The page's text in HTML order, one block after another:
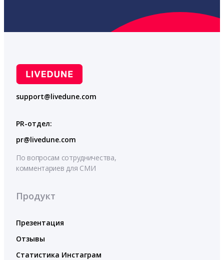
support@livedune.com
PR-отдел:
pr@livedune.com
По вопросам сотрудничества,
комментариев для СМИ
Продукт
Презентация
Отзывы
Статистика Инстаграм